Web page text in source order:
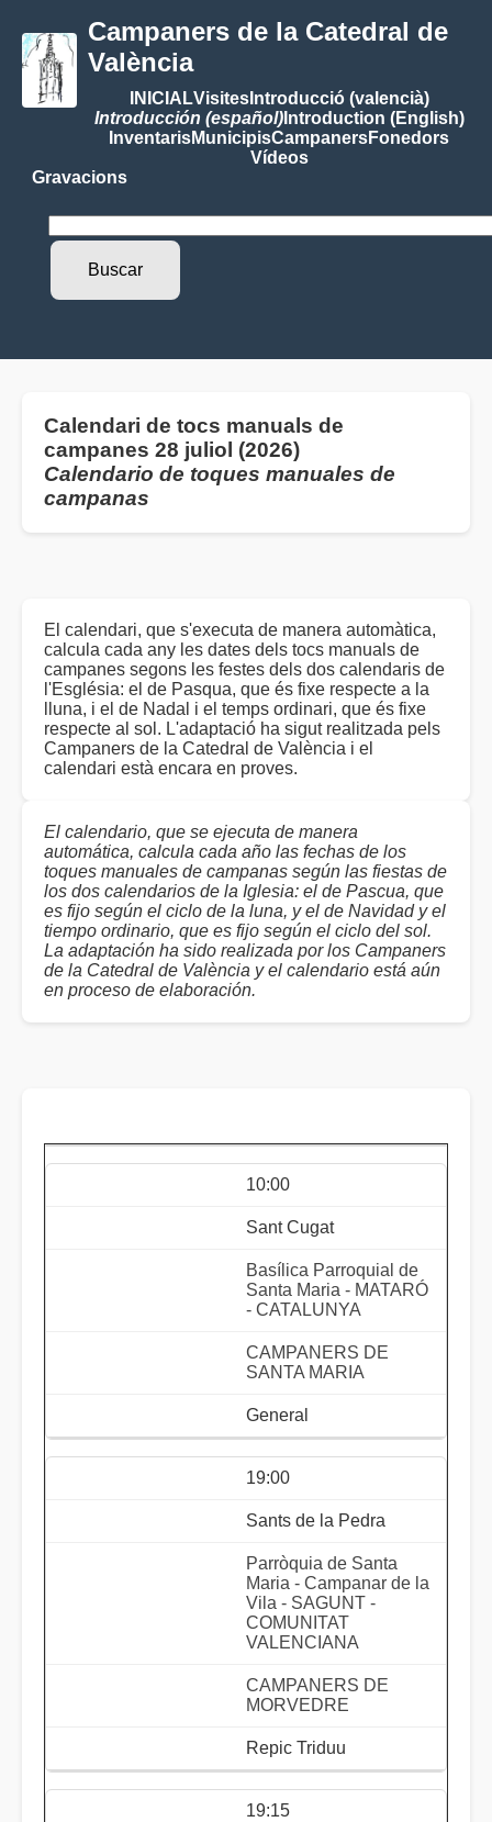
Campaners de la Catedral de
València
INICIALVisitesIntroducció (valencià)
Introducción (español)Introduction (English)
InventarisMunicipisCampanersFonedors
Vídeos
Gravacions
Calendari de tocs manuals de
campanes 28 juliol (2026)
Calendario de toques manuales de
campanas
El calendari, que s'executa de manera automàtica,
calcula cada any les dates dels tocs manuals de
campanes segons les festes dels dos calendaris de
l'Església: el de Pasqua, que és fixe respecte a la
lluna, i el de Nadal i el temps ordinari, que és fixe
respecte al sol. L'adaptació ha sigut realitzada pels
Campaners de la Catedral de València i el
calendari està encara en proves.
El calendario, que se ejecuta de manera
automática, calcula cada año las fechas de los
toques manuales de campanas según las fiestas de
los dos calendarios de la Iglesia: el de Pascua, que
es fijo según el ciclo de la luna, y el de Navidad y el
tiempo ordinario, que es fijo según el ciclo del sol.
La adaptación ha sido realizada por los Campaners
de la Catedral de València y el calendario está aún
en proceso de elaboración.
10:00
Sant Cugat
Basílica Parroquial de
Santa Maria - MATARÓ
- CATALUNYA
CAMPANERS DE
SANTA MARIA
General
19:00
Sants de la Pedra
Parròquia de Santa
Maria - Campanar de la
Vila - SAGUNT -
COMUNITAT
VALENCIANA
CAMPANERS DE
MORVEDRE
Repic Triduu
19:15